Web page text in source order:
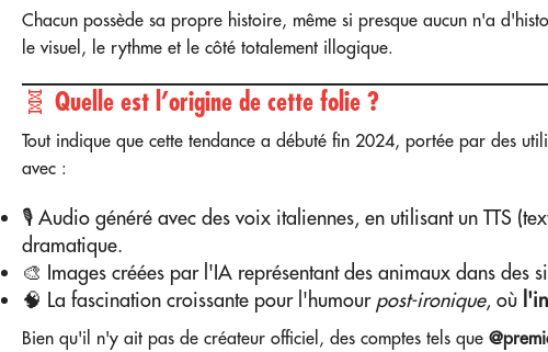
Chacun possède sa propre histoire, même si presque aucun n'a
le visuel, le rythme et le côté totalement illogique.
🧬 Quelle est l’origine de cette folie ?
Tout indique que cette tendance a débuté fin 2024, portée par des
avec :
🎙️ Audio généré avec des voix italiennes, en utilisant un TTS
dramatique.
🎨 Images créées par l'IA représentant des animaux dans des
🧠 La fascination croissante pour l'humour post-ironique, où
Bien qu'il n'y ait pas de créateur officiel, des comptes tels que